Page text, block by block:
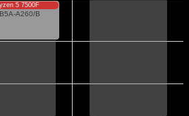
RTX 5060
ます
5 7500F
A260/B